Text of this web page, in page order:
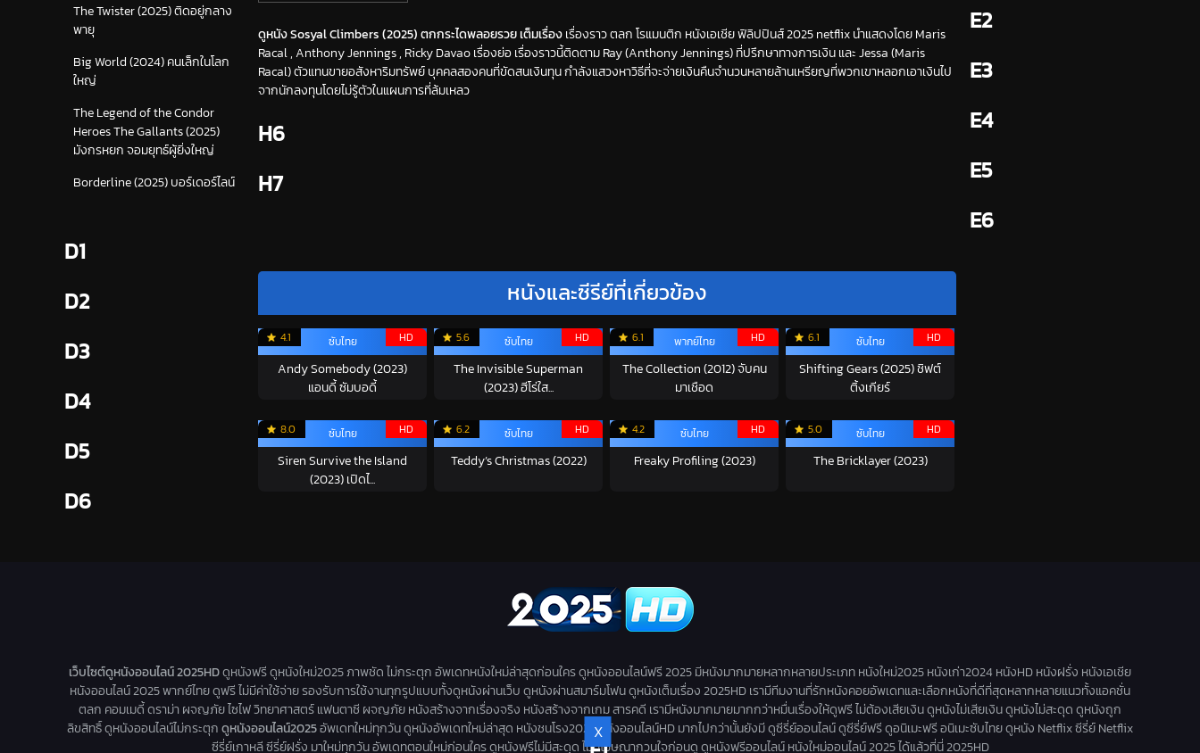
The Twister (2025) ติดอยู่กลาง
พายุ
Big World (2024) คนเล็กในโลก
ใหญ่
The Legend of the Condor
Heroes The Gallants (2025)
มังกรหยก จอมยุทธ์ผู้ยิ่งใหญ่
Borderline (2025) บอร์เดอร์ไลน์
D1
D2
D3
D4
D5
D6
ดูหนัง Sosyal Climbers (2025) ตกกระไดพลอยรวย เต็มเรื่องเรื่องราว ตลก โรแมนติก หนังเอเชีย ฟิลิปปินส์ 2025 netflix นำแสดงโดย Maris
Racal , Anthony Jennings , Ricky Davao เรื่องย่อ เรื่องราวนี้ติดตาม Ray (Anthony Jennings) ที่ปรึกษาทางการเงิน และ Jessa (Maris
Racal) ตัวแทนขายอสังหาริมทรัพย์ บุคคลสองคนที่ขัดสนเงินทุน กำลังแสวงหาวิธีที่จะจ่ายเงินคืนจำนวนหลายล้านเหรียญที่พวกเขาหลอกเอาเงินไป
จากนักลงทุนโดยไม่รู้ตัวในแผนการที่ล้มเหลว
H6
H7
หนังและซีรีย์ที่เกี่ยวข้อง
4.1 HD
ซับไทย
Andy Somebody (2023)
แอนดี้ ซัมบอดี้
5.6 HD
ซับไทย
The Invisible Superman
(2023) ฮีโร่ใส...
6.1 HD
พากย์ไทย
The Collection (2012) จับคน
มาเชือด
6.1 HD
ซับไทย
Shifting Gears (2025) ชิฟต์
ติ้งเกียร์
8.0 HD
ซับไทย
Siren Survive the Island
(2023) เปิดไ...
6.2 HD
ซับไทย
Teddy’s Christmas (2022)
4.2 HD
ซับไทย
Freaky Profiling (2023)
5.0 HD
ซับไทย
The Bricklayer (2023)
E2
E3
E4
E5
E6
X
เว็บไซต์ดูหนังออนไลน์ 2025HDดูหนังฟรี ดูหนังใหม่2025 ภาพชัด ไม่กระตุก อัพเดทหนังใหม่ล่าสุดก่อนใคร ดูหนังออนไลน์ฟรี 2025 มีหนังมากมายหลากหลายประเภท หนังใหม่2025 หนังเก่า2024 หนังHD หนังฝรั่ง หนังเอเชีย
หนังออนไลน์ 2025 พากย์ไทย ดูฟรี ไม่มีค่าใช้จ่าย รองรับการใช้งานทุกรูปแบบทั้งดูหนังผ่านเว็บ ดูหนังผ่านสมาร์มโฟน ดูหนังเต็มเรื่อง 2025HD เรามีทีมงานที่รักหนังคอยอัพเดทและเลือกหนังที่ดีที่สุดหลากหลายแนวทั้งแอคชั่น
ตลก คอมเมดี้ ดราม่า ผจญภัย ไซไฟ วิทยาศาสตร์ แฟนตาซี ผจญภัย หนังสร้างจากเรื่องจริง หนังสร้างจากเกม สารคดี เรามีหนังมากมายมากกว่าหมื่นเรื่องให้ดูฟรี ไม่ต้องเสียเงิน ดูหนังไม่เสียเงิน ดูหนังไม่สะดุด ดูหนังถูก
ลิขสิทธิ์ ดูหนังออนไลน์ไม่กระตุกดูหนังออนไลน์2025อัพเดทใหม่ทุกวัน ดูหนังอัพเดทใหม่ล่าสุด หนังชนโรง2025 หนังออนไลน์HD มากไปกว่านั้นยังมี ดูซีรี่ย์ออนไลน์ ดูซีรี่ย์ฟรี ดูอนิเมะฟรี อนิเมะซับไทย ดูหนัง Netflix ซีรี่ย์ Netflix
ซีรี่ย์เกาหลี ซีรี่ย์ฝรั่ง มาใหม่ทุกวัน อัพเดทตอนใหม่ก่อนใคร ดูหนังฟรีไม่มีสะดุด ไม่มีโฆษณากวนใจก่อนดู ดูหนังฟรีออนไลน์ หนังใหม่ออนไลน์ 2025 ได้แล้วที่นี่ 2025HD